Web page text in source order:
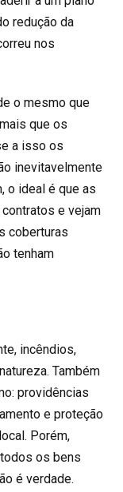
redução da
nos
o mesmo que
que os
a isso os
inevitavelmente
o ideal é que as
e vejam
coberturas
tenham
incêndios,
Também
providências
e proteção
Porém,
os bens
é verdade.